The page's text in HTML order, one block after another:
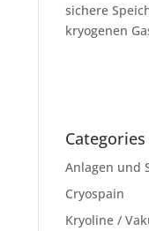
sichere
kryogenen
Categories
Anlagen und
Cryospain
Kryoline /